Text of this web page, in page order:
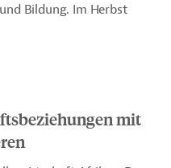
Bildung. Im Herbst
mit